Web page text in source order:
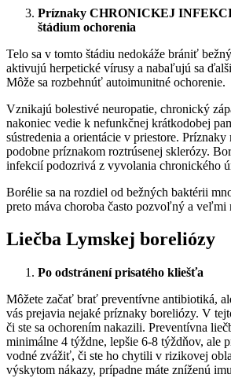
Príznaky CHRONICKEJ
štádium ochorenia
Telo sa v tomto štádiu nedokáže brániť
aktivujú herpetické vírusy a nabaľujú sa
Môže sa rozbehnúť autoimunitné ochorenie.
Vznikajú bolestivé neuropatie, chronický
nakoniec vedie k nefunkčnej krátkodobej
sústredenia a orientácie v priestore.
podobne príznakom roztrúsenej sklerózy.
infekcií podozrivá z vyvolania chronického
Borélie sa na rozdiel od bežných baktérii
preto máva choroba často pozvoľný a veľmi
Liečba Lymskej boreliózy
Po odstránení prisatého kliešťa
Môžete začať brať preventívne antibiotiká,
vás prejavia nejaké príznaky boreliózy. V
či ste sa ochorením nakazili. Preventívna
minimálne 4 týždne, lepšie 6-8 týždňov, ale
vodné zvážiť, či ste ho chytili v rizikovej
výskytom nákazy, prípadne máte zníženú